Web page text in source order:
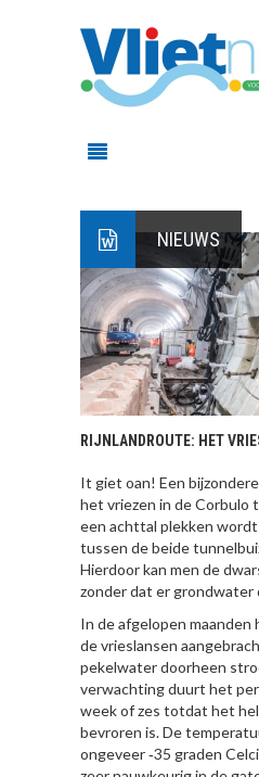
NIEUWS
RIJNLANDROUTE: HET
It giet oan! Een
het vriezen in de Corbulo
een achttal plekken
tussen de beide
Hierdoor kan men de
zonder dat er
In de afgelopen maanden
de vrieslansen
pekelwater doorheen
verwachting duurt het
week of zes totdat het
bevroren is. De
ongeveer ‑35 graden